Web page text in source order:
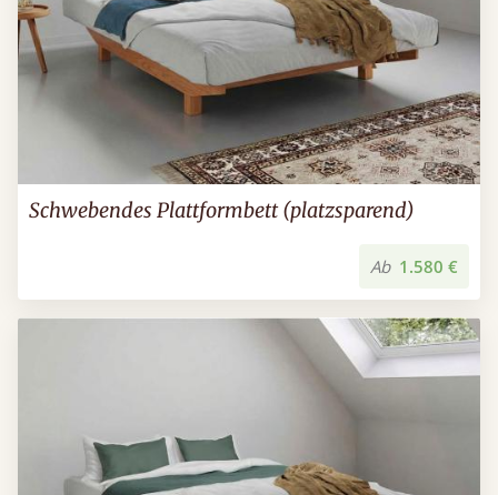
Schwebendes Plattformbett (platzsparend)
Ab 1.580 €